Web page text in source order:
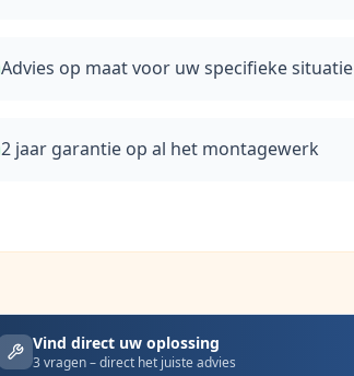
Advies op maat voor uw specifieke situatie
2 jaar garantie op al het montagewerk
Vind direct uw oplossing
3 vragen – direct het juiste advies